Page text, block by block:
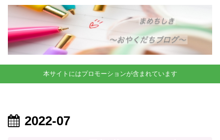
本サイトにはプロモーションが含まれています
2022-07